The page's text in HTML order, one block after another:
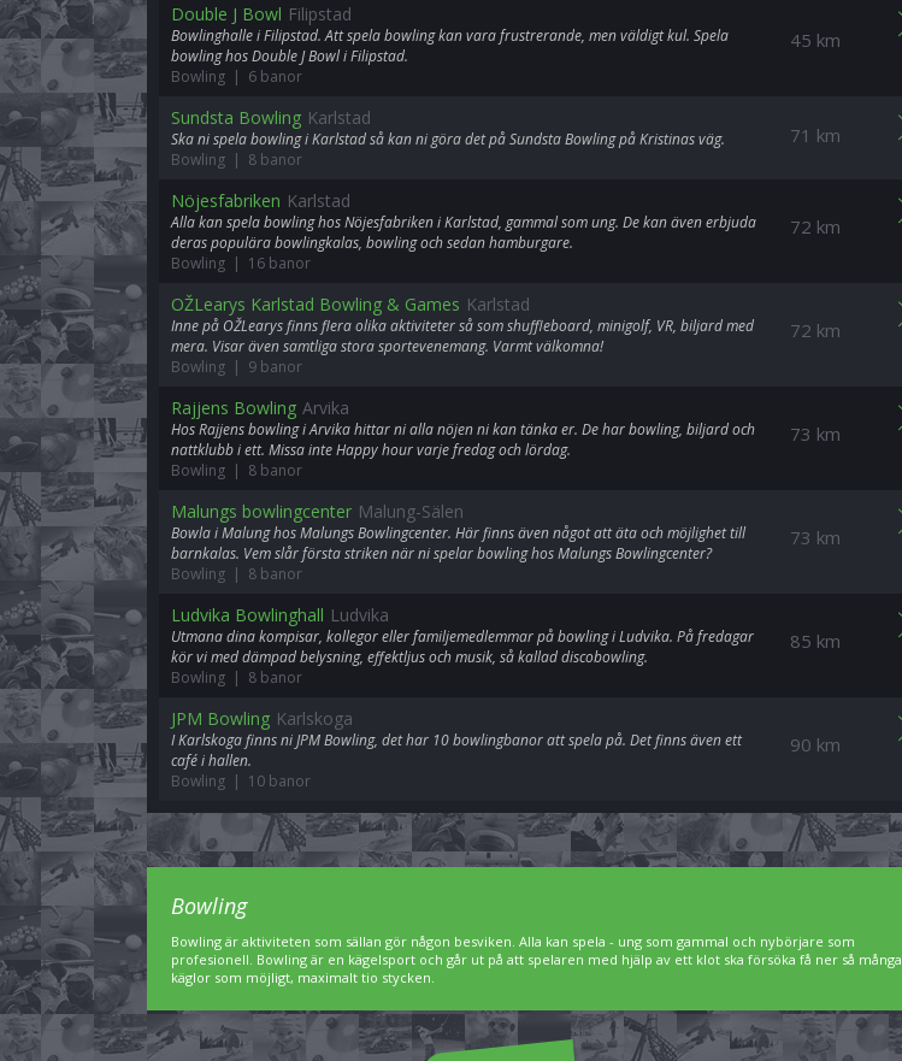
45 km
Double J Bowl Filipstad
Bowlinghalle i Filipstad. Att spela bowling kan vara frustrerande, men väldigt kul. Spela
bowling hos Double J Bowl i Filipstad.
Bowling | 6 banor
71 km
Sundsta Bowling Karlstad
Ska ni spela bowling i Karlstad så kan ni göra det på Sundsta Bowling på Kristinas väg.
Bowling | 8 banor
72 km
Nöjesfabriken Karlstad
Alla kan spela bowling hos Nöjesfabriken i Karlstad, gammal som ung. De kan även erbjuda
deras populära bowlingkalas, bowling och sedan hamburgare.
Bowling | 16 banor
72 km
OŽLearys Karlstad Bowling & Games Karlstad
Inne på OŽLearys finns flera olika aktiviteter så som shuffleboard, minigolf, VR, biljard med
mera. Visar även samtliga stora sportevenemang. Varmt välkomna!
Bowling | 9 banor
73 km
Rajjens Bowling Arvika
Hos Rajjens bowling i Arvika hittar ni alla nöjen ni kan tänka er. De har bowling, biljard och
nattklubb i ett. Missa inte Happy hour varje fredag och lördag.
Bowling | 8 banor
73 km
Malungs bowlingcenter Malung-Sälen
Bowla i Malung hos Malungs Bowlingcenter. Här finns även något att äta och möjlighet till
barnkalas. Vem slår första striken när ni spelar bowling hos Malungs Bowlingcenter?
Bowling | 8 banor
85 km
Ludvika Bowlinghall Ludvika
Utmana dina kompisar, kollegor eller familjemedlemmar på bowling i Ludvika. På fredagar
kör vi med dämpad belysning, effektljus och musik, så kallad discobowling.
Bowling | 8 banor
90 km
JPM Bowling Karlskoga
I Karlskoga finns ni JPM Bowling, det har 10 bowlingbanor att spela på. Det finns även ett
café i hallen.
Bowling | 10 banor
Bowling
Bowling är aktiviteten som sällan gör någon besviken. Alla kan spela - ung som gammal och nybörjare som
profesionell. Bowling är en kägelsport och går ut på att spelaren med hjälp av ett klot ska försöka få ner så många
käglor som möjligt, maximalt tio stycken.